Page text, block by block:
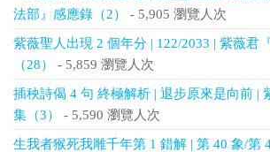
法部』感應錄（2）
- 5,905 瀏覽人次
紫薇聖人出現 2 個年分 | 122/2033 | 紫薇君
（28）
- 5,859 瀏覽人次
插秧詩偈 4 句 終極解析 | 退步原來是向前 |
集（3）
- 5,590 瀏覽人次
生我者猴死我雕千年第 1 錯解 | 第 40 象/第